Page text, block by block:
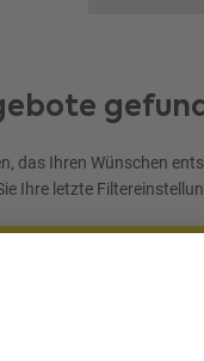
das Ihren Wünschen
Ihre letzte
Filter
gerne weiter. Nutzen